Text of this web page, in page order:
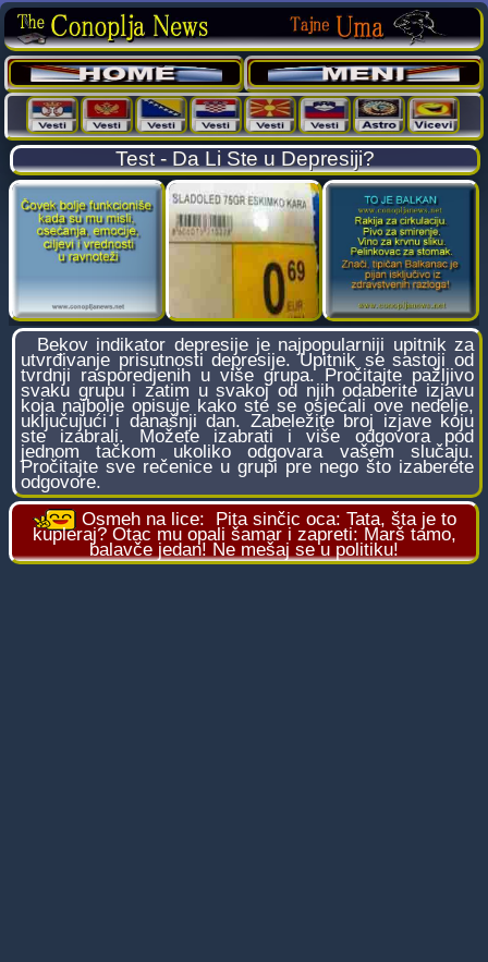
Test - Da Li Ste u Depresiji?
Bekov indikator depresije je najpopularniji upitnik za
utvrđivanje prisutnosti depresije. Upitnik se sastoji od
tvrdnji rasporedjenih u više grupa. Pročitajte pažljivo
svaku grupu i zatim u svakoj od njih odaberite izjavu
koja najbolje opisuje kako ste se osjećali ove nedelje,
uključujući i današnji dan. Zabeležite broj izjave koju
ste izabrali. Možete izabrati i više odgovora pod
jednom tačkom ukoliko odgovara vašem slučaju.
Pročitajte sve rečenice u grupi pre nego što izaberete
odgovore.
Osmeh na lice: Pita sinčic oca: Tata, šta je to
kupleraj? Otac mu opali šamar i zapreti: Marš tamo,
balavče jedan! Ne mešaj se u politiku!